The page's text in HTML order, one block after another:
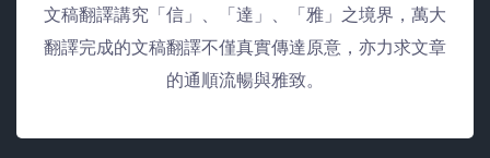
文稿翻譯講究「信」、「達」、「雅」之境界，萬大
翻譯完成的文稿翻譯不僅真實傳達原意，亦力求文章
的通順流暢與雅致。